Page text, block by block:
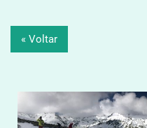
« Voltar